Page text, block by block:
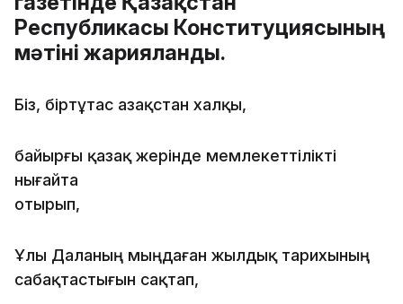
Республикасы Конституциясының
мәтіні жарияланды.
Біз, біртұтас Қазақстан халқы,
байырғы қазақ жерінде мемлекеттілікті
нығайта
отырып,
Ұлы Даланың мыңдаған жылдық тарихының
сабақтас­тығын сақтап,